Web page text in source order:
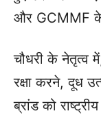
और GCMMF के
चौधरी के नेतृत्व
रक्षा करने, दूध
ब्रांड को